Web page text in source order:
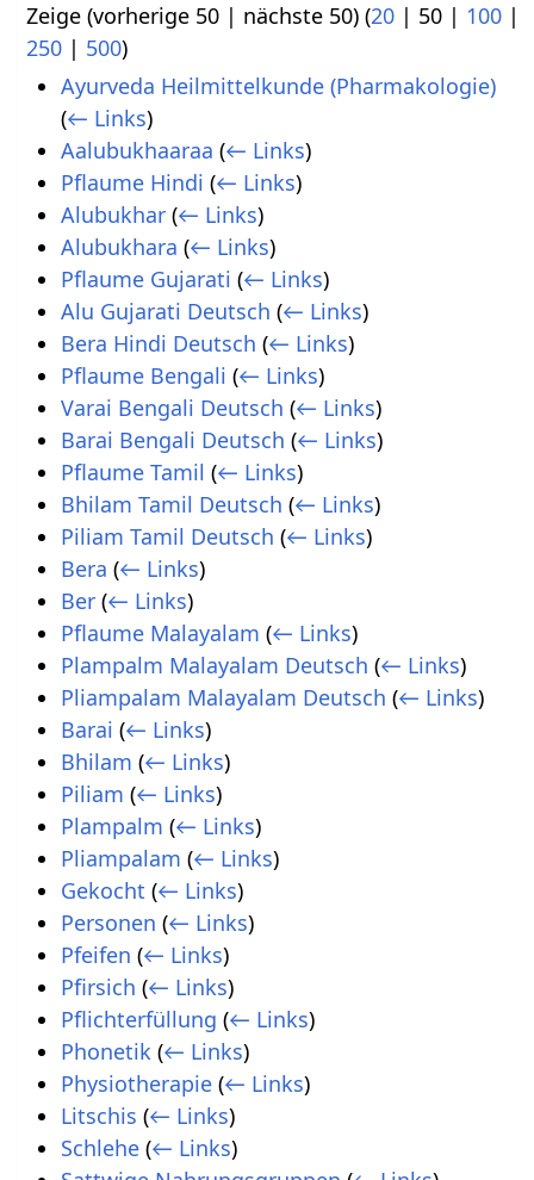
Zeige (vorherige 50 | nächste 50) (20 | 50 | 100 |
250 | 500)
Ayurveda Heilmittelkunde (Pharmakologie)
(← Links)
Aalubukhaaraa (← Links)
Pflaume Hindi (← Links)
Alubukhar (← Links)
Alubukhara (← Links)
Pflaume Gujarati (← Links)
Alu Gujarati Deutsch (← Links)
Bera Hindi Deutsch (← Links)
Pflaume Bengali (← Links)
Varai Bengali Deutsch (← Links)
Barai Bengali Deutsch (← Links)
Pflaume Tamil (← Links)
Bhilam Tamil Deutsch (← Links)
Piliam Tamil Deutsch (← Links)
Bera (← Links)
Ber (← Links)
Pflaume Malayalam (← Links)
Plampalm Malayalam Deutsch (← Links)
Pliampalam Malayalam Deutsch (← Links)
Barai (← Links)
Bhilam (← Links)
Piliam (← Links)
Plampalm (← Links)
Pliampalam (← Links)
Gekocht (← Links)
Personen (← Links)
Pfeifen (← Links)
Pfirsich (← Links)
Pflichterfüllung (← Links)
Phonetik (← Links)
Physiotherapie (← Links)
Litschis (← Links)
Schlehe (← Links)